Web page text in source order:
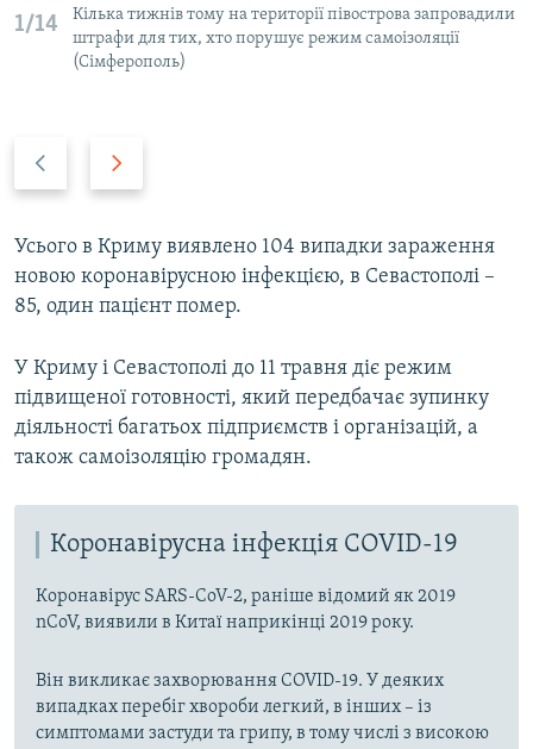
1/14
Кілька тижнів тому на території півострова запровадили
штрафи для тих, хто порушує режим самоізоляції
(Сімферополь)
v
i
o
s
s
l
i
e
t
s
l
d
e
Усього в Криму виявлено 104 випадки зараження
новою коронавірусною інфекцією, в Севастополі –
85, один пацієнт помер.
У Криму і Севастополі до 11 травня діє режим
підвищеної готовності, який передбачає зупинку
діяльності багатьох підприємств і організацій, а
також самоізоляцію громадян.
Коронавірусна інфекція COVID-19
Коронавірус SARS-CoV-2, раніше відомий як 2019
nCoV, виявили в Китаї наприкінці 2019 року.
Він викликає захворювання COVID-19. У деяких
випадках перебіг хвороби легкий, в інших – із
симптомами застуди та грипу, в тому числі з високою